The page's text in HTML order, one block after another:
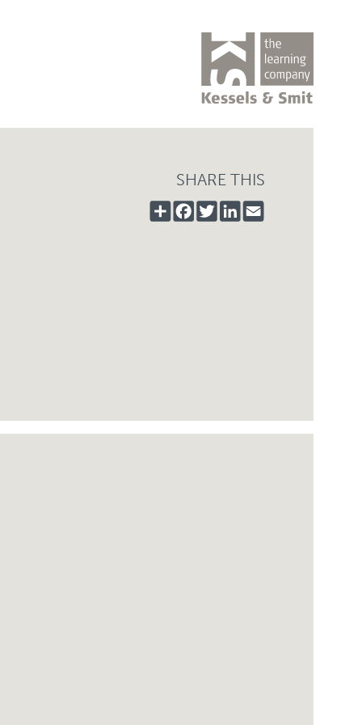
SHARE THIS
SHAREFACEBOOK
TWITTERLINKEDIN
EMAIL